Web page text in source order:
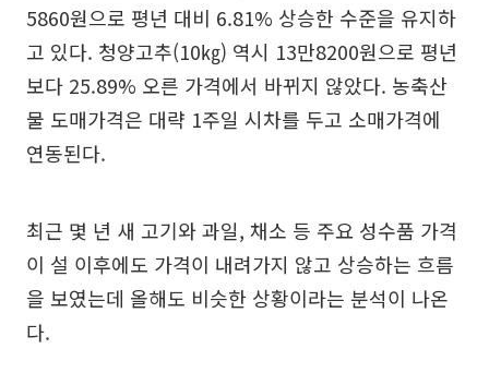
5860원으로 평년 대비 6.81% 상승한 수준을 유지하
고 있다. 청양고추(10㎏) 역시 13만8200원으로 평년
보다 25.89% 오른 가격에서 바뀌지 않았다. 농축산
물 도매가격은 대략 1주일 시차를 두고 소매가격에
연동된다.
최근 몇 년 새 고기와 과일, 채소 등 주요 성수품 가격
이 설 이후에도 가격이 내려가지 않고 상승하는 흐름
을 보였는데 올해도 비슷한 상황이라는 분석이 나온
다.